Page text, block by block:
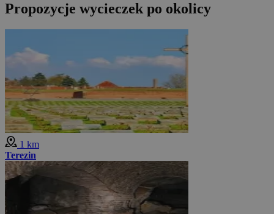
Propozycje wycieczek po okolicy
1 km
Terezin